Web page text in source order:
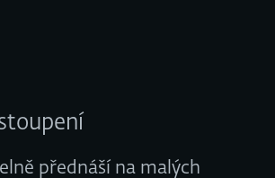
přednáší na malých